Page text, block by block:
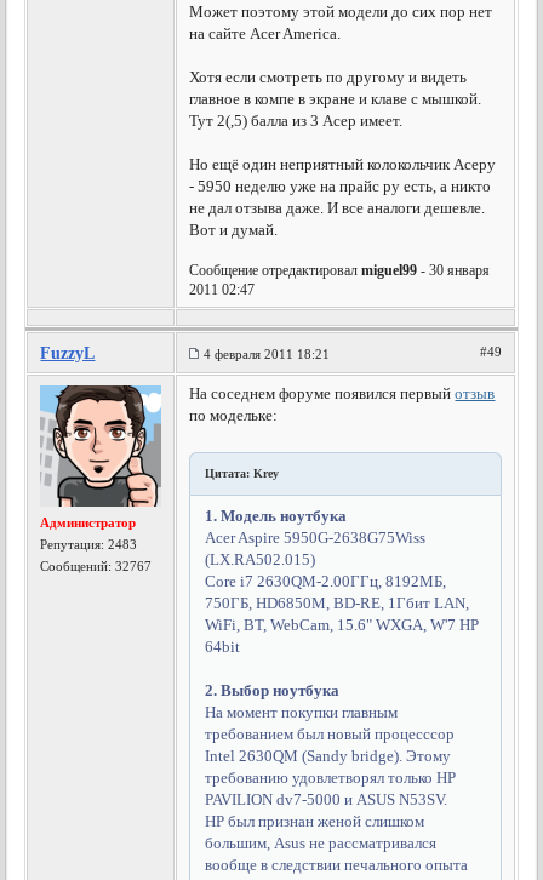
Может поэтому этой модели до сих пор нет
на сайте Acer America.
Хотя если смотреть по другому и видеть
главное в компе в экране и клаве с мышкой.
Тут 2(,5) балла из 3 Асер имеет.
Но ещё один неприятный колокольчик Асеру
- 5950 неделю уже на прайс ру есть, а никто
не дал отзыва даже. И все аналоги дешевле.
Вот и думай.
Сообщение отредактировалmiguel99 - 30 января
2011 02:47
FuzzyL 4 февраля 2011 18:21 #49
Администратор
Репутация:2483
Сообщений: 32767
На соседнем форуме появился первыйотзыв
по модельке:
Цитата: Krey
1. Модель ноутбука
Acer Aspire 5950G-2638G75Wiss
(LX.RA502.015)
Core i7 2630QM-2.00ГГц, 8192МБ,
750ГБ, HD6850M, BD-RE, 1Гбит LAN,
WiFi, BT, WebCam, 15.6" WXGA, W'7 HP
64bit
2. Выбор ноутбука
На момент покупки главным
требованием был новый процесссор
Intel 2630QM (Sandy bridge). Этому
требованию удовлетворял только HP
PAVILION dv7-5000 и ASUS N53SV.
HP был признан женой слишком
большим, Asus не рассматривался
вообще в следствии печального опыта